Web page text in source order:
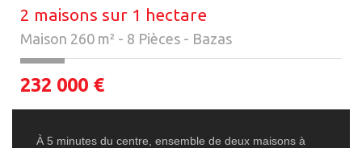
2 maisons sur 1 hectare
Maison 260 m² - 8 Pièces - Bazas
232 000 €
À 5 minutes du centre, ensemble de deux maisons à